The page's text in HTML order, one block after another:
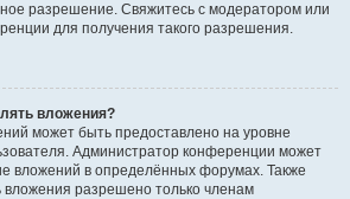
разрешение. Свяжитесь с модератором или
для получения такого разрешения.
вложения?
может быть предоставлено на уровне
Администратор конференции может
вложений в определённых форумах. Также
вложения разрешено только членам